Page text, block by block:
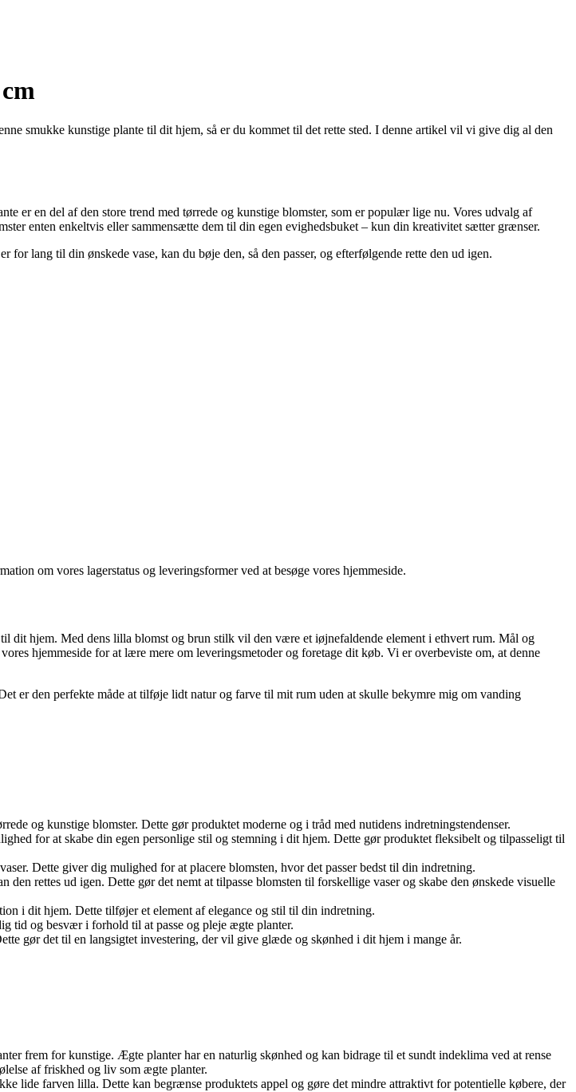
smukke kunstige plante til dit hjem, så er du kommet til det rette sted. I denne artikel vil vi give dig al den
er en del af den store trend med tørrede og kunstige blomster, som er populær lige nu. Vores udvalg af
enten enkeltvis eller sammensætte dem til din egen evighedsbuket – kun din kreativitet sætter grænser.
lang til din ønskede vase, kan du bøje den, så den passer, og efterfølgende rette den ud igen.
om vores lagerstatus og leveringsformer ved at besøge vores hjemmeside.
dit hjem. Med dens lilla blomst og brun stilk vil den være et iøjnefaldende element i ethvert rum. Mål og
hjemmeside for at lære mere om leveringsmetoder og foretage dit køb. Vi er overbeviste om, at denne
er den perfekte måde at tilføje lidt natur og farve til mit rum uden at skulle bekymre mig om vanding
og kunstige blomster. Dette gør produktet moderne og i tråd med nutidens indretningstendenser.
for at skabe din egen personlige stil og stemning i dit hjem. Dette gør produktet fleksibelt og tilpasseligt til
Dette giver dig mulighed for at placere blomsten, hvor det passer bedst til din indretning.
rettes ud igen. Dette gør det nemt at tilpasse blomsten til forskellige vaser og skabe den ønskede visuelle
i dit hjem. Dette tilføjer et element af elegance og stil til din indretning.
tid og besvær i forhold til at passe og pleje ægte planter.
gør det til en langsigtet investering, der vil give glæde og skønhed i dit hjem i mange år.
frem for kunstige. Ægte planter har en naturlig skønhed og kan bidrage til et sundt indeklima ved at rense
af friskhed og liv som ægte planter.
lide farven lilla. Dette kan begrænse produktets appel og gøre det mindre attraktivt for potentielle købere, der